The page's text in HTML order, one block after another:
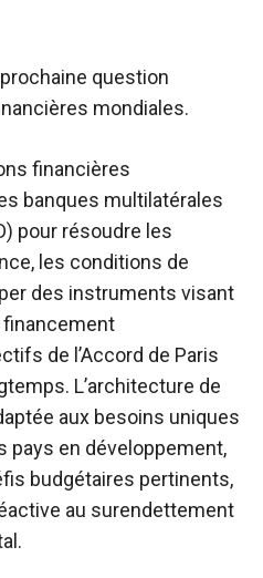
question
mondiales.
financières
banques multilatérales
pour résoudre les
les conditions de
des instruments visant
financement
de l’Accord de Paris
L’architecture de
aux besoins uniques
pays en développement,
budgétaires pertinents,
au surendettement